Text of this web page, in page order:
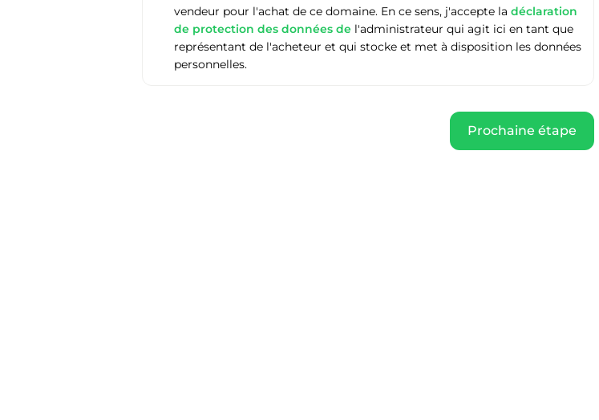
vendeur pour l'achat de ce domaine. En ce sens, j'accepte la déclaration
de protection des données de l'administrateur qui agit ici en tant que
représentant de l'acheteur et qui stocke et met à disposition les données
personnelles.
Prochaine étape